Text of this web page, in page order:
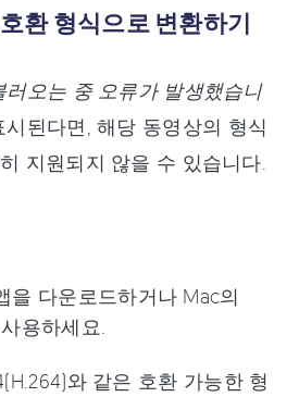
환 형식으로 변환하기
러오는 중 오류가 발생했습니
된다면, 해당 동영상의 형식
지원되지 않을 수 있습니다.
을 다운로드하거나 Mac의
용하세요.
와 같은 호환 가능한 형